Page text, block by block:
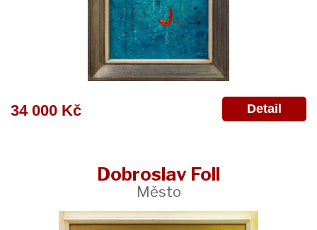
34 000 Kč Detail
Dobroslav Foll
Město